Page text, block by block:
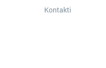
Kontakti